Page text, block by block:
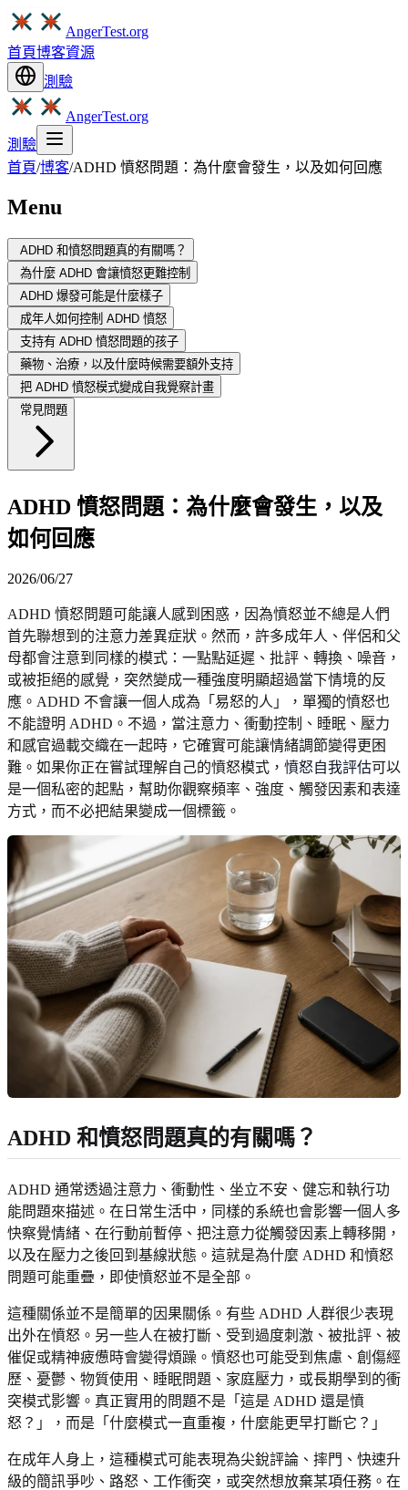
AngerTest.org
首頁博客資源
測驗
AngerTest.org
測驗
首頁/博客/ADHD 憤怒問題：為什麼會發生，以及如何回應
Menu
ADHD 和憤怒問題真的有關嗎？
為什麼 ADHD 會讓憤怒更難控制
ADHD 爆發可能是什麼樣子
成年人如何控制 ADHD 憤怒
支持有 ADHD 憤怒問題的孩子
藥物、治療，以及什麼時候需要額外支持
把 ADHD 憤怒模式變成自我覺察計畫
常見問題
ADHD 憤怒問題：為什麼會發生，以及
如何回應
2026/06/27
ADHD 憤怒問題可能讓人感到困惑，因為憤怒並不總是人們
首先聯想到的注意力差異症狀。然而，許多成年人、伴侶和父
母都會注意到同樣的模式：一點點延遲、批評、轉換、噪音，
或被拒絕的感覺，突然變成一種強度明顯超過當下情境的反
應。ADHD 不會讓一個人成為「易怒的人」，單獨的憤怒也
不能證明 ADHD。不過，當注意力、衝動控制、睡眠、壓力
和感官過載交織在一起時，它確實可能讓情緒調節變得更困
難。如果你正在嘗試理解自己的憤怒模式， 憤怒自我評估可以
是一個私密的起點，幫助你觀察頻率、強度、觸發因素和表達
方式，而不必把結果變成一個標籤。
ADHD 和憤怒問題真的有關嗎？
ADHD 通常透過注意力、衝動性、坐立不安、健忘和執行功
能問題來描述。在日常生活中，同樣的系統也會影響一個人多
快察覺情緒、在行動前暫停、把注意力從觸發因素上轉移開，
以及在壓力之後回到基線狀態。這就是為什麼 ADHD 和憤怒
問題可能重疊，即使憤怒並不是全部。
這種關係並不是簡單的因果關係。有些 ADHD 人群很少表現
出外在憤怒。另一些人在被打斷、受到過度刺激、被批評、被
催促或精神疲憊時會變得煩躁。憤怒也可能受到焦慮、創傷經
歷、憂鬱、物質使用、睡眠問題、家庭壓力，或長期學到的衝
突模式影響。真正實用的問題不是「這是 ADHD 還是憤
怒？」，而是「什麼模式一直重複，什麼能更早打斷它？」
在成年人身上，這種模式可能表現為尖銳評論、摔門、快速升
級的簡訊爭吵、路怒、工作衝突，或突然想放棄某項任務。在